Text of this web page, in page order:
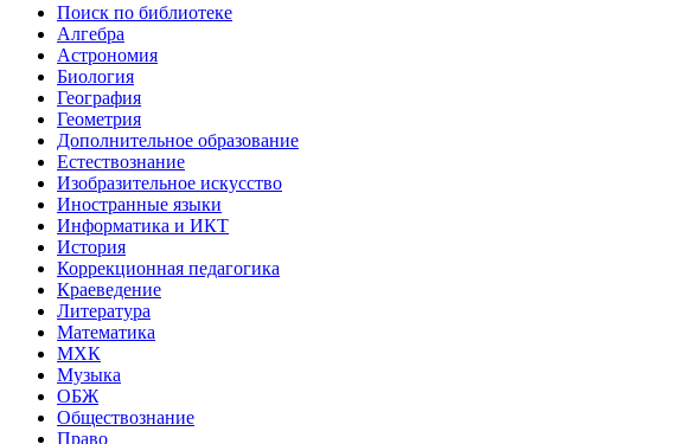
Поиск по библиотеке
Алгебра
Астрономия
Биология
География
Геометрия
Дополнительное образование
Естествознание
Изобразительное искусство
Иностранные языки
Информатика и ИКТ
История
Коррекционная педагогика
Краеведение
Литература
Математика
МХК
Музыка
ОБЖ
Обществознание
Право